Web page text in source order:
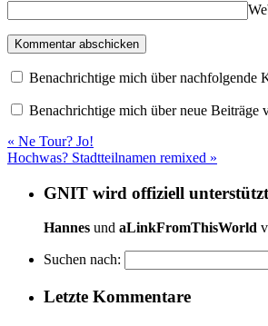
Benachrichtige mich über nachfolgende
Benachrichtige mich über neue Beiträge
« Ne Tour? Jo!
Hochwas? Stadtteilnamen remixed »
GNIT wird offiziell
Hannes und aLinkFromThisWorld
Suchen nach:
Letzte Kommentare